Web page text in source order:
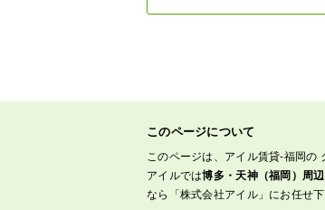
このページについて
このページは、アイル賃貸-福岡の
アイルでは博多・天神（福岡）周
なら「株式会社アイル」にお任せ下